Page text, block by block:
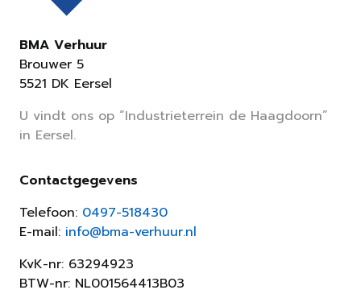
BMA Verhuur
Brouwer 5
5521 DK Eersel
U vindt ons op “Industrieterrein de Haagdoorn”
in Eersel.
Contactgegevens
Telefoon: 0497-518430
E-mail: info@bma-verhuur.nl
KvK-nr: 63294923
BTW-nr: NL001564413B03